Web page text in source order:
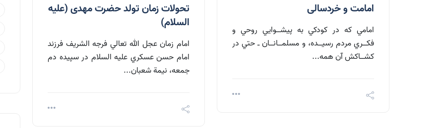
امامت و خردسالی
امامي که در کودکي به پيشــوايي روحي و
فکــري مردم رسيــده، و مسلمــانــان ـ حتي در
کشــاکش آن همه...
تحولات زمان تولد حضرت مهدی (علیه
السلام)
امام زمان عجل الله تعالي فرجه الشريف فرزند
امام حسن عسكري عليه السلام در سپيده دم
جمعه، نيمة شعبان...